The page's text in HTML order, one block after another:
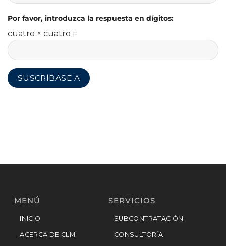
Por favor, introduzca la respuesta en dígitos:
cuatro × cuatro =
MENÚ
INICIO
ACERCA DE CLM
SERVICIOS
SUBCONTRATACIÓN
CONSULTORÍA